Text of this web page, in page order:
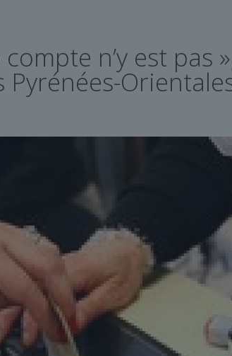
n’y est pas